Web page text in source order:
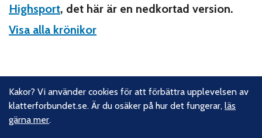
Highsport, det här är en nedkortad version.
Visa alla krönikor
Om oss
Kakor? Vi använder cookies för att förbättra upplevelsen av
klatterforbundet.se. Är du osäker på hur det fungerar,läs
gärna mer.